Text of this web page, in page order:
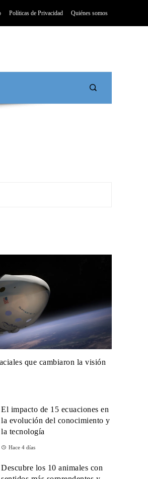
Políticas de Privacidad Quiénes somos
que cambiaron la visión
El impacto de 15 ecuaciones en
la evolución del conocimiento y
la tecnología
Hace 4 días
Descubre los 10 animales con